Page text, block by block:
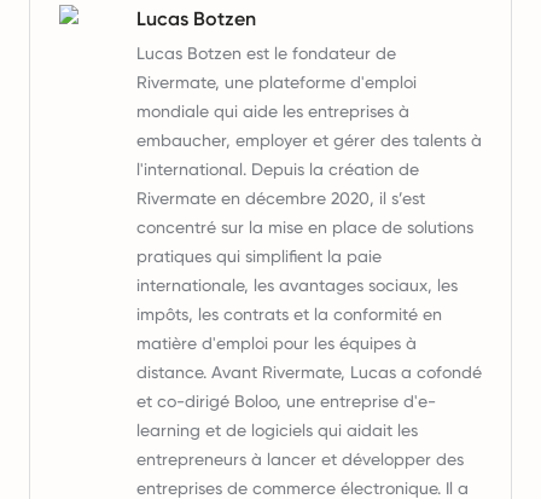
Lucas Botzen
Lucas Botzen est le fondateur de
Rivermate, une plateforme d'emploi
mondiale qui aide les entreprises à
embaucher, employer et gérer des talents à
l'international. Depuis la création de
Rivermate en décembre 2020, il s’est
concentré sur la mise en place de solutions
pratiques qui simplifient la paie
internationale, les avantages sociaux, les
impôts, les contrats et la conformité en
matière d'emploi pour les équipes à
distance. Avant Rivermate, Lucas a cofondé
et co-dirigé Boloo, une entreprise d'e-
learning et de logiciels qui aidait les
entrepreneurs à lancer et développer des
entreprises de commerce électronique. Il a